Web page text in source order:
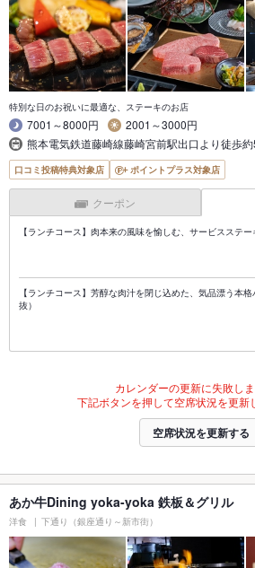
特別な日のお祝いに最適な、ステーキのお店
7001～8000円
2001～3000円
熊本電気鉄道藤崎線藤崎宮前駅出口より徒歩
口コミ投稿特典対象店 ポイントプラス対象店
クーポン
【ランチコース】肉本来の風味を愉しむ、サービスステ
【ランチコース】芳醇な肉汁を閉じ込めた、気品漂う本
抜）
カレンダーの更新に失敗しま
下記ボタンを押して空席状況を更新
空席状況を更新する
あか牛Dining yoka-yoka 鉄板＆グリル
洋食 下通り（銀座通り～新市街）